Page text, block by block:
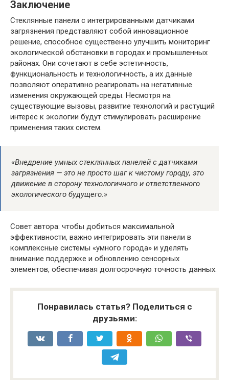
Заключение
Стеклянные панели с интегрированными датчиками
загрязнения представляют собой инновационное
решение, способное существенно улучшить мониторинг
экологической обстановки в городах и промышленных
районах. Они сочетают в себе эстетичность,
функциональность и технологичность, а их данные
позволяют оперативно реагировать на негативные
изменения окружающей среды. Несмотря на
существующие вызовы, развитие технологий и растущий
интерес к экологии будут стимулировать расширение
применения таких систем.
«Внедрение умных стеклянных панелей с датчиками
загрязнения — это не просто шаг к чистому городу, это
движение в сторону технологичного и ответственного
экологического будущего.»
Совет автора: чтобы добиться максимальной
эффективности, важно интегрировать эти панели в
комплексные системы «умного города» и уделять
внимание поддержке и обновлению сенсорных
элементов, обеспечивая долгосрочную точность данных.
Понравилась статья? Поделиться с
друзьями: